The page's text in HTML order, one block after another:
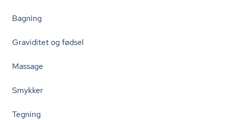
Bagning
Graviditet og fødsel
Massage
Smykker
Tegning